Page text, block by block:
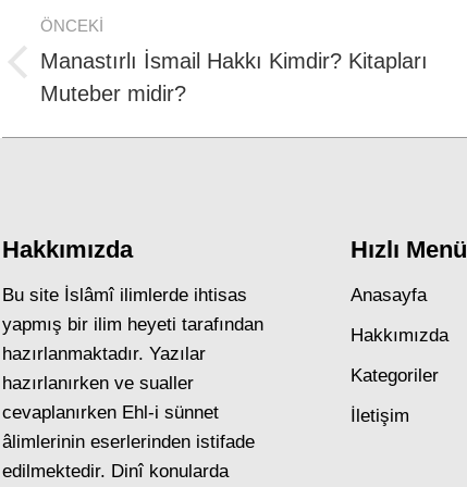
Post
navigation
ÖNCEKI
Previous
post:
Manastırlı İsmail Hakkı Kimdir? Kitapları
Muteber midir?
Hakkımızda
Bu site İslâmî ilimlerde ihtisas
yapmış bir ilim heyeti tarafından
hazırlanmaktadır. Yazılar
hazırlanırken ve sualler
cevaplanırken Ehl-i sünnet
âlimlerinin eserlerinden istifade
edilmektedir. Dinî konularda
Hızlı Menü
Anasayfa
Hakkımızda
Kategoriler
İletişim